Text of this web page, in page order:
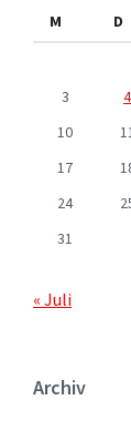
M
D
3
4
10
17
24
31
« Juli
Archiv